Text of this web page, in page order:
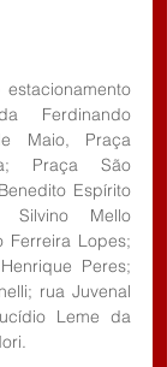
Ferdinando
Maio, Praça
Praça São
Espírito
Silvino Mello
Ferreira Lopes;
Peres;
rua Juvenal
Leme da